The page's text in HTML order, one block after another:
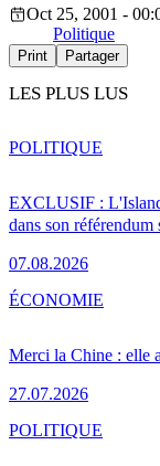
Oct 25, 2001 -
Politique
Print Partager
LES PLUS LUS
EXCLUSIF :
dans son référendum
07.08.2026
POLITIQUE
Merci la Chine : elle
27.07.2026
ÉCONOMIE
POLITIQUE